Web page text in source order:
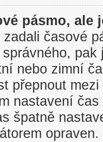
pásmo, ale
časové
pak
nebo zimní
přepnout
nastavení
špatně
opraven.